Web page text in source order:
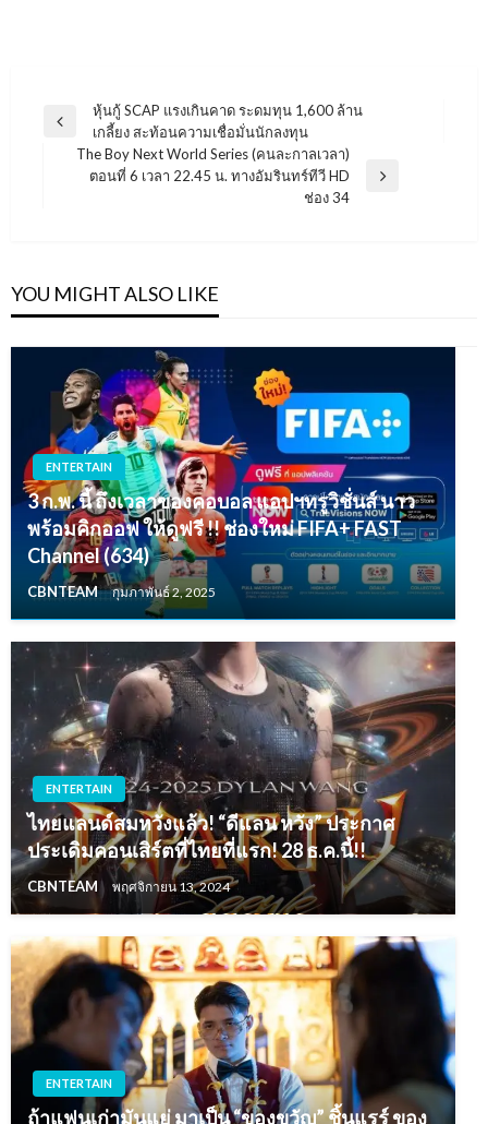
แนะแนว
เรื่อง
Previous
หุ้นกู้ SCAP แรงเกินคาด ระดมทุน 1,600 ล้าน
เกลี้ยง สะท้อนความเชื่อมั่นนักลงทุน
Next
The Boy Next World Series (คนละกาลเวลา)
ตอนที่ 6 เวลา 22.45 น. ทางอัมรินทร์ทีวี HD
ช่อง 34
YOU MIGHT ALSO LIKE
ENTERTAIN
3 ก.พ. นี้ ถึงเวลาของคอบอล แอปฯทรูวิชั่นส์ นาว
พร้อมคิกออฟ ให้ดูฟรี !! ช่องใหม่ FIFA+ FAST
Channel (634)
CBNTEAM กุมภาพันธ์ 2, 2025
ENTERTAIN
ไทยแลนด์สมหวังแล้ว! “ดีแลน หวัง” ประกาศ
ประเดิมคอนเสิร์ตที่ไทยที่แรก! 28 ธ.ค.นี้!!
CBNTEAM พฤศจิกายน 13, 2024
ENTERTAIN
ถ้าแฟนเก่ามันแย่ มาเป็น “ของขวัญ” ชิ้นแรร์ ของ